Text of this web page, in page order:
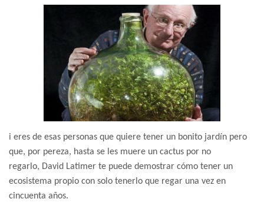
i eres de esas personas que quiere tener un bonito jardín pero
que, por pereza, hasta se les muere un cactus por no
regarlo, David Latimer te puede demostrar cómo tener un
ecosistema propio con solo tenerlo que regar una vez en
cincuenta años.